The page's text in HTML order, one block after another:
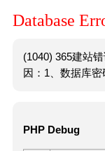
Database
(1040) 365建站
因：1、数据库密
PHP Debug